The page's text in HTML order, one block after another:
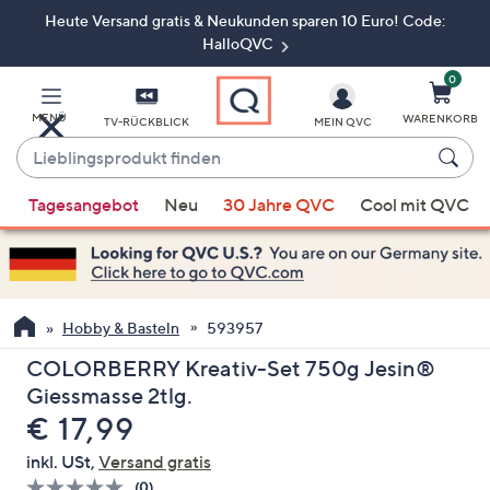
ZumHeute Versand gratis & Neukunden sparen 10 Euro! Code:
HalloQVC
MENÜ TV-RÜCKBLICK
Lieblingsprodukt
finden
Vorschläge
verfügbar
sind,
verwenden
Sie
die
Pfeiltasten
nach
oben
und
nach
MEIN QVC
0
WARENKORB
Tagesangebot Neu 30 Jahre QVC Cool mit QVC
Hobby & Basteln 593957
COLORBERRY Kreativ-Set 750g Jesin®
Giessmasse 2tlg.
Gelöscht
€ 17,99
inkl. USt, Versand gratis
(0)